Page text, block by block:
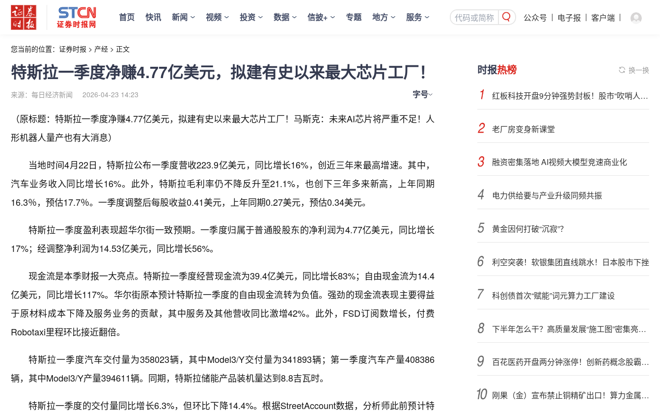
首页 快讯 新闻 视频 投资 数据 信披+ 专题 地方 服务 公众号 电子报 客户端
您当前的位置： 证券时报 > 产经 > 正文
特斯拉一季度净赚4.77亿美元，拟建有史以来最大芯片工厂！
来源：每日经济新闻 2026-04-23 14:23 字号
（原标题：特斯拉一季度净赚4.77亿美元，拟建有史以来最大芯片工厂！马斯克：未来AI芯片将严重不足！人
形机器人量产也有大消息）
当地时间4月22日，特斯拉公布一季度营收223.9亿美元，同比增长16%，创近三年来最高增速。其中，
汽车业务收入同比增长16%。此外，特斯拉毛利率仍不降反升至21.1%，也创下三年多来新高，上年同期
16.3％，预估17.7％。一季度调整后每股收益0.41美元，上年同期0.27美元，预估0.34美元。
特斯拉一季度盈利表现超华尔街一致预期。一季度归属于普通股股东的净利润为4.77亿美元，同比增长
17%；经调整净利润为14.53亿美元，同比增长56%。
现金流是本季财报一大亮点。特斯拉一季度经营现金流为39.4亿美元，同比增长83%；自由现金流为14.4
亿美元，同比增长117%。华尔街原本预计特斯拉一季度的自由现金流转为负值。强劲的现金流表现主要得益
于原材料成本下降及服务业务的贡献，其中服务及其他营收同比激增42%。此外，FSD订阅数增长，付费
Robotaxi里程环比接近翻倍。
特斯拉一季度汽车交付量为358023辆，其中Model3/Y交付量为341893辆；第一季度汽车产量408386
辆，其中Model3/Y产量394611辆。同期，特斯拉储能产品装机量达到8.8吉瓦时。
特斯拉一季度的交付量同比增长6.3%，但环比下降14.4%。根据StreetAccount数据，分析师此前预计特
时报热榜 换一换
红板科技开盘9分钟强势封板！股市“吹哨人”突然改口！市场风向变了？
老厂房变身新课堂
融资密集落地 AI视频大模型竞速商业化
电力供给要与产业升级同频共振
黄金因何打破“沉寂”？
利空突袭！软银集团直线跳水！日本股市下挫
科创债首次“赋能”词元算力工厂建设
下半年怎么干？高质量发展“施工图”密集亮相 聚焦主业提质增效 国资央企向AI要动能
百花医药开盘两分钟涨停！创新药概念股霸屏，业绩预喜股来了
刚果（金）宣布禁止铜精矿出口！算力金属影响多大？